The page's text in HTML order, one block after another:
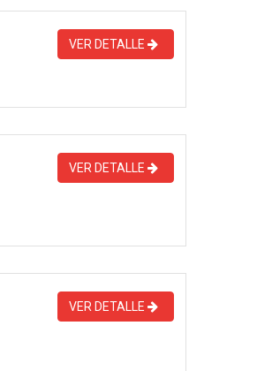
VER DETALLE
VER DETALLE
VER DETALLE